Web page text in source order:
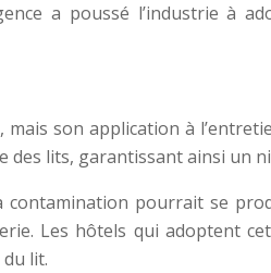
a poussé l’industrie à
mais son application à
des lits, garantissant ainsi un
contamination pourrait se
Les hôtels qui adoptent
lit.